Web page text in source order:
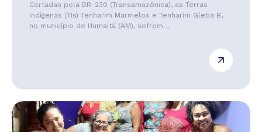
Cortadas pela BR-230 (Transamazônica), as Terras
Indígenas (TIs) Tenharim Marmelos e Tenharim Gleba B,
no município de Humaitá (AM), sofrem ...